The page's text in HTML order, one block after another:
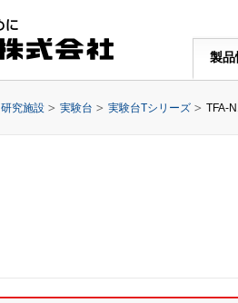
製品
研究施設 実験台 実験台Tシリーズ TFA-